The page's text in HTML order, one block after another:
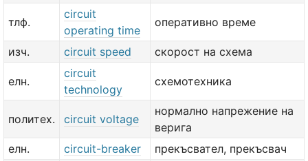
тлф.
circuit
operating time
оперативно време
изч. circuit speed скорост на схема
елн.
circuit
technology
схемотехника
политех. circuit voltage
нормално напрежение на
верига
елн.
circuit-breaker
прекъсвател, прекъсвач